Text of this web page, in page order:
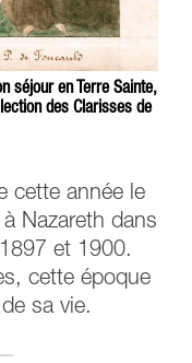
séjour en Terre Sainte,
des Clarisses de
cette année le
Nazareth dans
et 1900.
cette époque
sa vie.